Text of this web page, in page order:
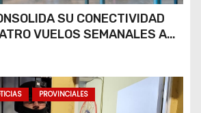
SU CONECTIVIDAD
VUELOS SEMANALES A
PROVINCIALES